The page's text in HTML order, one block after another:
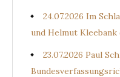
24.07.2026 Im
und Helmut Kleebank
23.07.2026 Paul